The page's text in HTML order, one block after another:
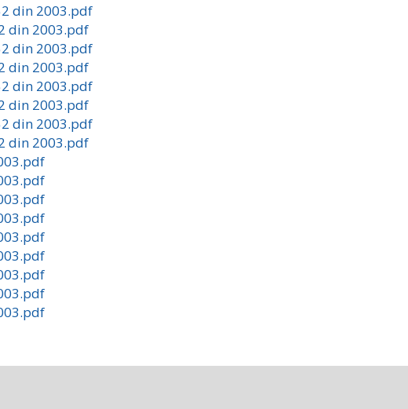
din 2003.pdf
din 2003.pdf
din 2003.pdf
din 2003.pdf
din 2003.pdf
din 2003.pdf
din 2003.pdf
din 2003.pdf